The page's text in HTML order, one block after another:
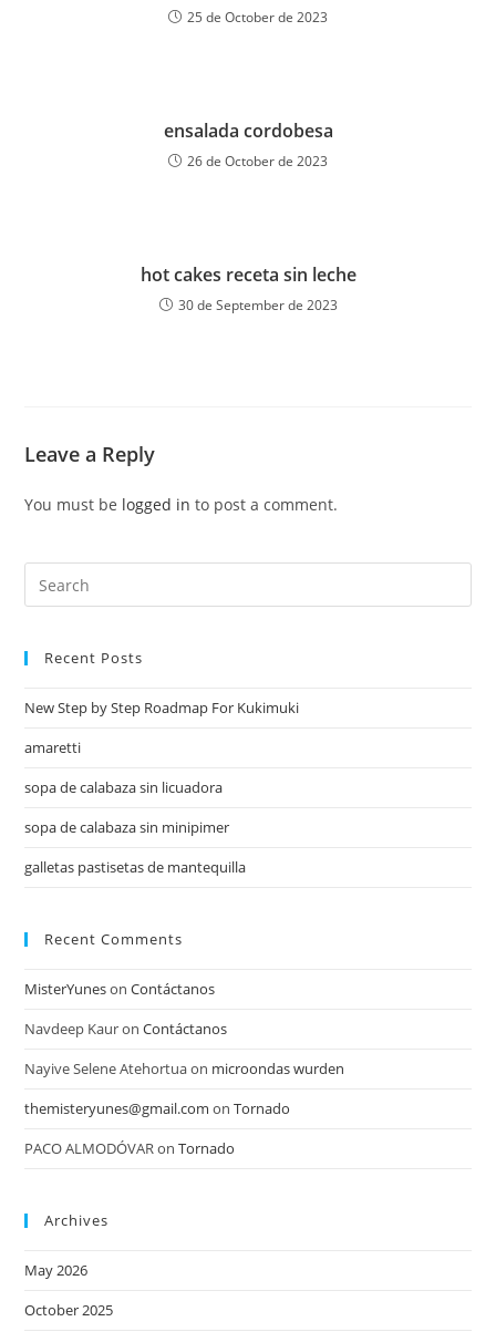
25 de October de 2023
ensalada cordobesa
26 de October de 2023
hot cakes receta sin leche
30 de September de 2023
Leave a Reply
You must be logged in to post a comment.
Recent Posts
New Step by Step Roadmap For Kukimuki
amaretti
sopa de calabaza sin licuadora
sopa de calabaza sin minipimer
galletas pastisetas de mantequilla
Recent Comments
MisterYunesonContáctanos
Navdeep KauronContáctanos
Nayive Selene Atehortuaon microondas wurden
themisteryunes@gmail.com onTornado
PACO ALMODÓVARonTornado
Archives
May 2026
October 2025